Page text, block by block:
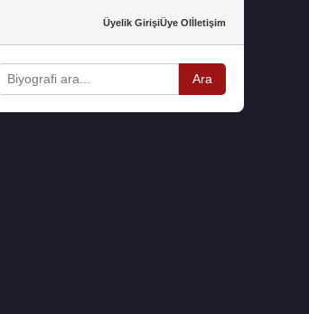
Üyelik GirişiÜye Olİletişim
Ara